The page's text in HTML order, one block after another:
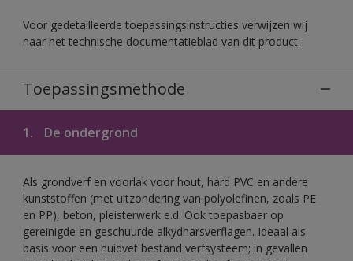
Voor gedetailleerde toepassingsinstructies verwijzen wij
naar het technische documentatieblad van dit product.
Toepassingsmethode
1. De ondergrond
Als grondverf en voorlak voor hout, hard PVC en andere
kunststoffen (met uitzondering van polyolefinen, zoals PE
en PP), beton, pleisterwerk e.d. Ook toepasbaar op
gereinigde en geschuurde alkydharsverflagen. Ideaal als
basis voor een huidvet bestand verfsysteem; in gevallen